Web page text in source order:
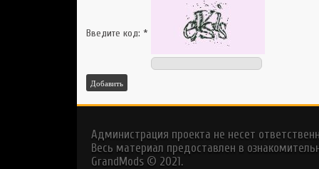
Введите код: *
Добавить
Администрация проекта не несет
Весь материал предоставлен в
GrandMods © 2021.